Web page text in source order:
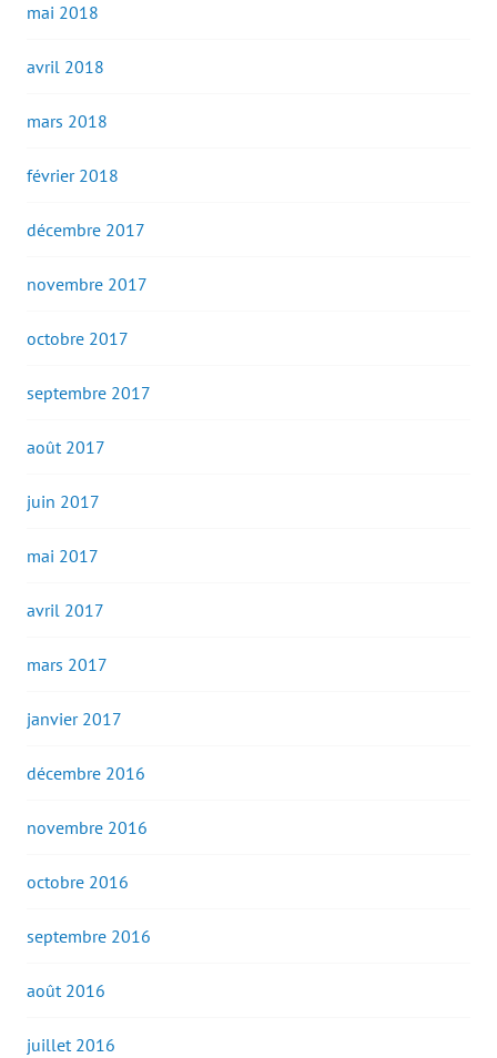
mai 2018
avril 2018
mars 2018
février 2018
décembre 2017
novembre 2017
octobre 2017
septembre 2017
août 2017
juin 2017
mai 2017
avril 2017
mars 2017
janvier 2017
décembre 2016
novembre 2016
octobre 2016
septembre 2016
août 2016
juillet 2016